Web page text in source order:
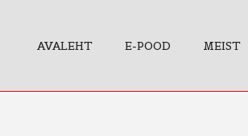
AVALEHT E-POOD MEIST